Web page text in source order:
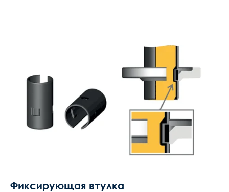
Фиксирующая втулка